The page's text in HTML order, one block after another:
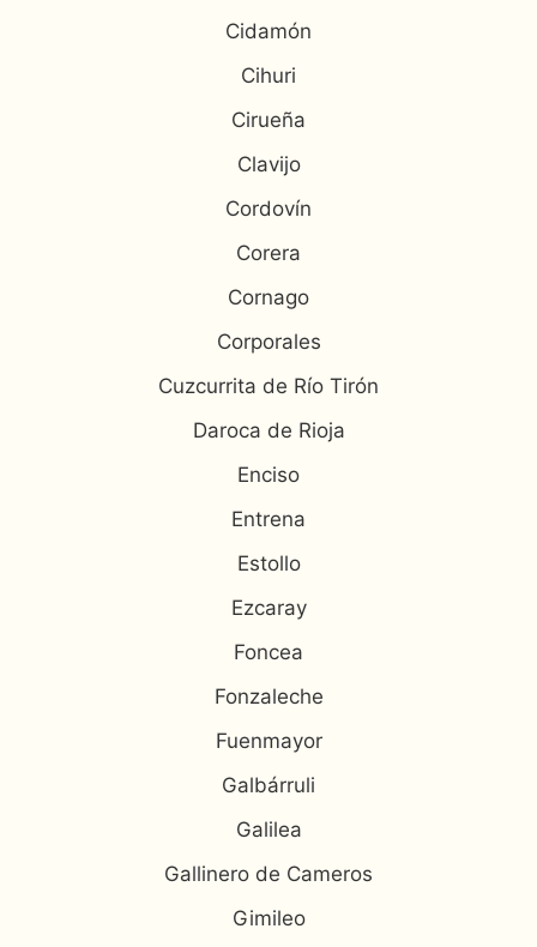
Cidamón
Cihuri
Cirueña
Clavijo
Cordovín
Corera
Cornago
Corporales
Cuzcurrita de Río Tirón
Daroca de Rioja
Enciso
Entrena
Estollo
Ezcaray
Foncea
Fonzaleche
Fuenmayor
Galbárruli
Galilea
Gallinero de Cameros
Gimileo